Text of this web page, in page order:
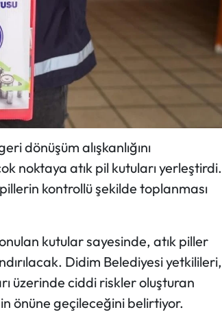
dönüşüm alışkanlığını
noktaya atık pil kutuları yerleştirdi.
kontrollü şekilde toplanması
kutular sayesinde, atık piller
Didim Belediyesi yetkilileri,
üzerinde ciddi riskler oluşturan
önüne geçileceğini belirtiyor.